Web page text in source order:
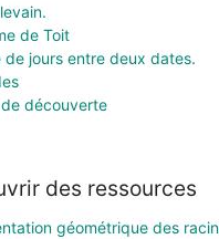
de Toit
de jours entre deux dates.
découverte
des ressources
géométrique des